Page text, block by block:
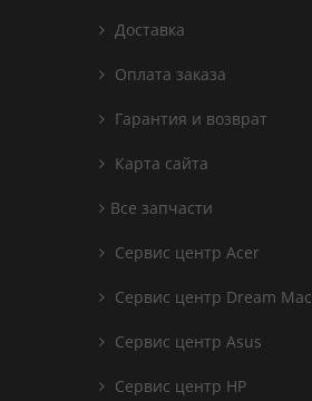
Доставка
Оплата заказа
Гарантия и возврат
Карта сайта
Все запчасти
Сервис центр Acer
Сервис центр Dream
Сервис центр Asus
Сервис центр HP